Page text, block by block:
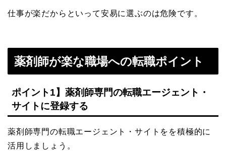
仕事が楽だからといって安易に選ぶのは危険です。
薬剤師が楽な職場への転職ポイント
ポイント1】薬剤師専門の転職エージェント・
サイトに登録する
薬剤師専門の転職エージェント・サイトをを積極的に
活用しましょう。